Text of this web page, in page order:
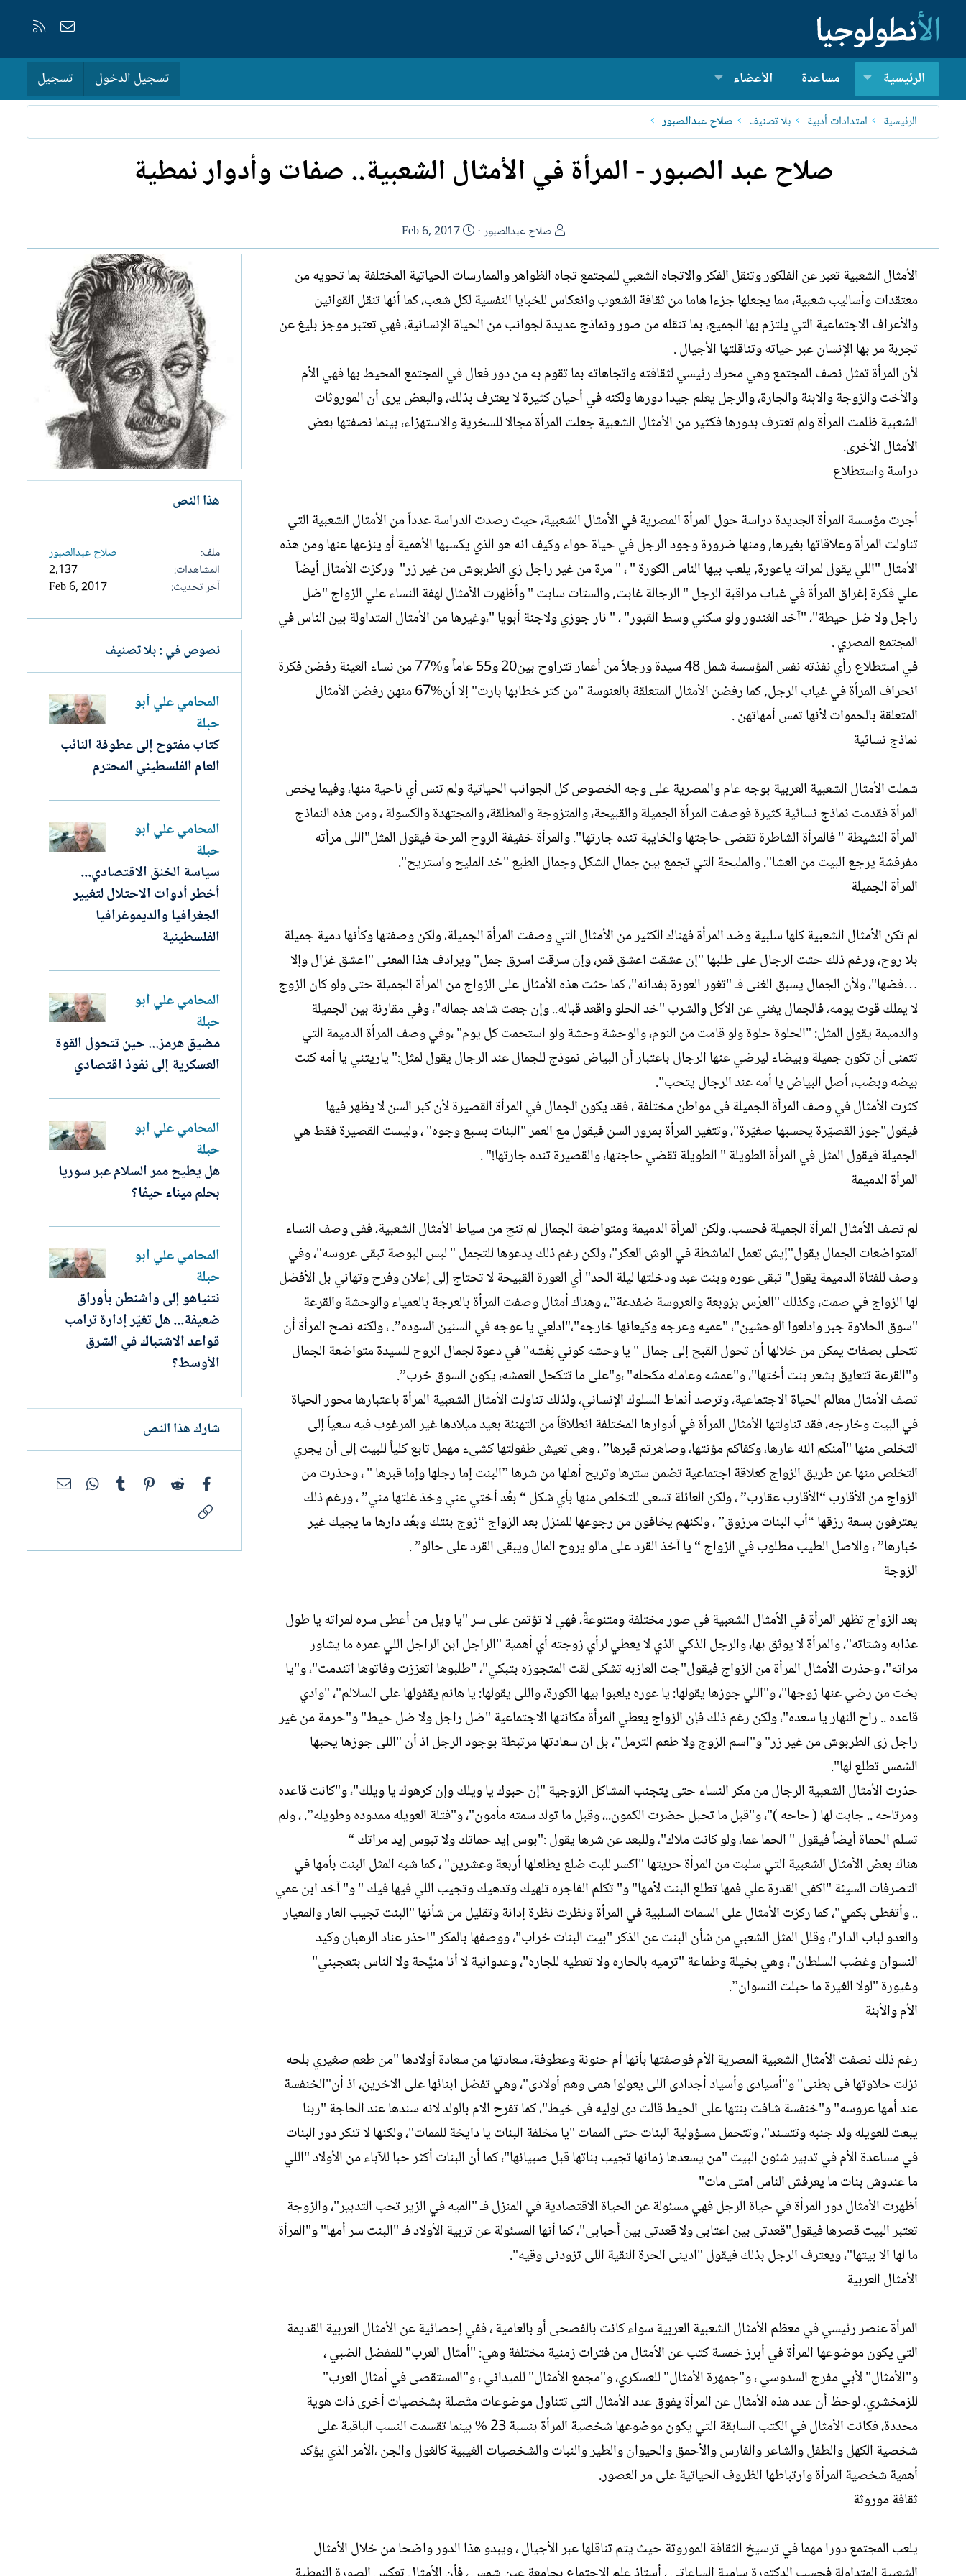
إتصل بنا
الرئيسية مساعدة الأعضاء تسجيل الدخول تسجيل
الرئيسية امتدادات أدبية بلا تصنيف صلاح عبدالصبور
صلاح عبد الصبور - المرأة في الأمثال الشعبية.. صفات وأدوار نمطية
ا
ل
ك
ا
ت
ب
صلاح عبدالصبور
ت
ا
ي
خ
ا
ل
ن
ش
ا
ء
Feb 6, 2017
الأمثال الشعبية تعبر عن الفلكور وتنقل الفكر والاتجاه الشعبي للمجتمع تجاه الظواهر والممارسات الحياتية المختلفة بما تحويه من
معتقدات وأساليب شعبية، مما يجعلها جزءا هاما من ثقافة الشعوب وانعكاس للخبايا النفسية لكل شعب، كما أنها تنقل القوانين
والأعراف الاجتماعية التي يلتزم بها الجميع، بما تنقله من صور ونماذج عديدة لجوانب من الحياة الإنسانية، فهي تعتبر موجز بليغ عن
تجربة مر بها الإنسان عبر حياته وتناقلتها الأجيال .
لأن المرأة تمثل نصف المجتمع وهي محرك رئيسي لثقافته واتجاهاته بما تقوم به من دور فعال في المجتمع المحيط بها فهي الأم
والأخت والزوجة والابنة والجارة، والرجل يعلم جيدا دورها ولكنه في أحيان كثيرة لا يعترف بذلك، والبعض يرى أن الموروثات
الشعبية ظلمت المرأة ولم تعترف بدورها فكثير من الأمثال الشعبية جعلت المرأة مجالا للسخرية والاستهزاء، بينما نصفتها بعض
الأمثال الأخرى.
دراسة واستطلاع
أجرت مؤسسة المرأة الجديدة دراسة حول المرأة المصرية في الأمثال الشعبية، حيث رصدت الدراسة عدداً من الأمثال الشعبية التي
تناولت المرأة وعلاقاتها بغيرها‏,‏ ومنها ضرورة وجود الرجل في حياة حواء وكيف انه هو الذي يكسبها الأهمية أو ينزعها عنها ومن هذه
الأمثال "اللي يقول لمراته ياعورة‏,‏ يلعب بيها الناس الكورة " ، " مرة من غير راجل زي الطربوش من غير زر" ‏ وركزت الأمثال أيضاً
علي فكرة إغراق المرأة في غياب مراقبة الرجل " الرجالة غابت‏,‏ والستات سابت " وأظهرت الأمثال لهفة النساء علي الزواج "ضل
راجل ولا ضل حيطة"، "آخد الغندور ولو سكني وسط القبور" ، " نار جوزي ولاجنة أبويا‏ "،وغيرها من الأمثال المتداولة بين الناس في
المجتمع المصري .
في استطلاع رأي نفذته نفس المؤسسة شمل ‏48 سيدة ورجلاً من أعمار تتراوح بين‏20‏ و‏55‏ عاماً و‏77%‏ من نساء العينة رفضن فكرة
انحراف المرأة في غياب الرجل‏,‏ كما رفضن الأمثال المتعلقة بالعنوسة "من كتر خطابها بارت" إلا أن‏67%‏ منهن رفضن الأمثال
المتعلقة بالحموات لأنها تمس أمهاتهن .
نماذج نسائية
شملت الأمثال الشعبية العربية بوجه عام والمصرية على وجه الخصوص كل الجوانب الحياتية ولم تنس أي ناحية منها، وفيما يخص
المرأة فقدمت نماذج نسائية كثيرة فوصفت المرأة الجميلة والقبيحة، والمتزوجة والمطلقة، والمجتهدة والكسولة ، ومن هذه النماذج
المرأة النشيطة " فالمرأة الشاطرة تقضى حاجتها والخايبة تنده جارتها". والمرأة خفيفة الروح المرحة فيقول المثل"اللى مرأته
مفرفشة يرجع البيت من العشا". والمليحة التي تجمع بين جمال الشكل وجمال الطبع "خد المليح واستريح".
المرأة الجميلة
لم تكن الأمثال الشعبية كلها سلبية وضد المرأة فهناك الكثير من الأمثال التي وصفت المرأة الجميلة، ولكن وصفتها وكأنها دمية جميلة
بلا روح، ورغم ذلك حثت الرجال على طلبها "إن عشقت اعشق قمر، وإن سرقت اسرق جمل" ويرادف هذا المعنى "اعشق غزال وإلا
…فضها"، ولأن الجمال يسبق الغنى فـ "تغور العورة بفدانه"، كما حثت هذه الأمثال على الزواج من المرأة الجميلة حتى ولو كان الزوج
لا يملك قوت يومه، فالجمال يغني عن الأكل والشرب "خد الحلو واقعد قباله.. وإن جعت شاهد جماله"، وفي مقارنة بين الجميلة
والدميمة يقول المثل: "الحلوة حلوة ولو قامت من النوم، والوحشة وحشة ولو استحمت كل يوم" ،وفي وصف المرأة الدميمة التي
تتمنى أن تكون جميلة وبيضاء ليرضي عنها الرجال باعتبار أن البياض نموذج للجمال عند الرجال يقول لمثل:" ياريتني يا أمه كنت
بيضه وبضب، أصل البياض يا أمه عند الرجال يتحب".
كثرت الأمثال في وصف المرأة الجميلة في مواطن مختلفة ، فقد يكون الجمال في المرأة القصيرة لأن كبر السن لا يظهر فيها
فيقول"جوز القصيّرة يحسبها صغيّرة"، وتتغير المرأة بمرور السن فيقول مع العمر "البنات بسبع وجوه" ، وليست القصيرة فقط هي
الجميلة فيقول المثل في المرأة الطويلة " الطويلة تقضي حاجتها، والقصيرة تنده جارتها!" .
المرأة الدميمة
لم تصف الأمثال المرأة الجميلة فحسب، ولكن المرأة الدميمة ومتواضعة الجمال لم تنج من سياط الأمثال الشعبية، ففي وصف النساء
المتواضعات الجمال يقول"إيش تعمل الماشطة في الوش العكر"، ولكن رغم ذلك يدعوها للتجمل " لبس البوصة تبقى عروسه"، وفي
وصف للفتاة الدميمة يقول" تبقى عوره وبنت عبد ودخلتها ليلة الحد" أي العورة القبيحة لا تحتاج إلى إعلان وفرح وتهاني بل الأفضل
لها الزواج في صمت، وكذلك "العرْس بزوبعة والعروسة ضفدعة”.، وهناك أمثال وصفت المرأة بالعرجة بالعمياء والوحشة والقرعة
"سوق الحلاوة جبر وادلعوا الوحشين"، "عميه وعرجه وكيعانها خارجه"،"ادلعي يا عوجه في السنين السوده”. ، ولكنه نصح المرأة أن
تتحلى بصفات يمكن من خلالها أن تحول القبح إلى جمال " يا وحشه كوني نِغْشه" في دعوة لجمال الروح للسيدة متواضعة الجمال
و"القرعة تتعايق بشعر بنت أختها"، و"عمشه وعامله مكحله" ،و"على ما تتكحل العمشه، يكون السوق خرب”.
تصف الأمثال معالم الحياة الاجتماعية، وترصد أنماط السلوك الإنساني، ولذلك تناولت الأمثال الشعبية المرأة باعتبارها محور الحياة
في البيت وخارجه، فقد تناولتها الأمثال المرأة في أدوارها المختلفة انطلاقاً من التهنئة بعيد ميلادها غير المرغوب فيه سعياً إلى
التخلص منها "آمنكم الله عارها، وكفاكم مؤنتها، وصاهرتم قبرها” ، وهي تعيش طفولتها كشيء مهمل تابع كلياً للبيت إلى أن يجري
التخلص منها عن طريق الزواج كعلاقة اجتماعية تضمن سترها وتريح أهلها من شرها ”البنت إما رجلها وإما قبرها " ، وحذرت من
الزواج من الأقارب “الأقارب عقارب” ، ولكن العائلة تسعى للتخلص منها بأي شكل “ بعِّد أختي عني وخذ غلتها مني” ، ورغم ذلك
يعترفون بسعة رزقها “أب البنات مرزوق” ، ولكنهم يخافون من رجوعها للمنزل بعد الزواج “زوج بنتك وبعِّد دارها ما يجيك غير
خبارها” ، والاصل الطيب مطلوب في الزواج “ يا آخذ القرد على مالو يروح المال ويبقى القرد على حالو” .
الزوجة
بعد الزواج تظهر المرأة في الأمثال الشعبية في صور مختلفة ومتنوعةً، فهي لا تؤتمن على سر "يا ويل من أعطى سره لمراته يا طول
عذابه وشتاته"، والمرأة لا يوثق بها، والرجل الذكي الذي لا يعطي لرأي زوجته أي أهمية "الراجل ابن الراجل اللي عمره ما يشاور
مراته"، وحذرت الأمثال المرأة من الزواج فيقول"جت العازبه تشكى لقت المتجوزه بتبكي"، "طلبوها اتعززت وفاتوها اتندمت"، و"يا
بخت من رضي عنها زوجها"، و"اللي جوزها يقولها: يا عوره يلعبوا بيها الكورة، واللى يقولها: يا هانم يقفولها على السلالم"، "وادي
قاعده .. راح النهار يا سعده"، ولكن رغم ذلك فإن الزواج يعطي المرأة مكانتها الاجتماعية "ضل راجل ولا ضل حيط" و"حرمة من غير
راجل زى الطربوش من غير زر" و"اسم الزوج ولا طعم الترمل"، بل ان سعادتها مرتبطة بوجود الرجل اذ أن "اللى جوزها يحبها
الشمس تطلع لها".
حذرت الأمثال الشعبية الرجال من مكر النساء حتى يتجنب المشاكل الزوجية "إن حبوك يا ويلك وإن كرهوك يا ويلك"، و"كانت قاعده
ومرتاحه .. جابت لها ( حاحه )"، و"قبل ما تحبل حضرت الكمون..، وقبل ما تولد سمته مأمون"، و"فتلة العويله ممدوده وطويله”. ، ولم
تسلم الحماة أيضاً فيقول " الحما عما، ولو كانت ملاك"، وللبعد عن شرها يقول :"بوس إيد حماتك ولا تبوس إيد مراتك “
هناك بعض الأمثال الشعبية التي سلبت من المرأة حريتها "اكسر للبت ضلع يطلعلها أربعة وعشرين" ، كما شبه المثل البنت بأمها في
التصرفات السيئة "اكفي القدرة علي فمها تطلع البنت لأمها" و" تكلم الفاجره تلهيك وتدهيك وتجيب اللي فيها فيك " و" آخد ابن عمي
.. وأتغطى بكمي"، كما ركزت الأمثال على السمات السلبية في المرأة ونظرت نظرة إدانة وتقليل من شأنها "البنت تجيب العار والمعيار
والعدو لباب الدار"، وقلل المثل الشعبي من شأن البنت عن الذكر "بيت البنات خراب"، ووصفها بالمكر "احذر عناد الرهبان وكيد
النسوان وغضب السلطان"، وهي بخيلة وطماعة "ترميه بالحاره ولا تعطيه للجاره"، وعدوانية لا أنا منيًّحة ولا الناس بتعجبني"
وغيورة "لولا الغيرة ما حبلت النسوان”.
الأم والأبنة
رغم ذلك نصفت الأمثال الشعبية المصرية الأم فوصفتها بأنها أم حنونة وعطوفة، سعادتها من سعادة أولادها "من طعم صغيري بلحه
نزلت حلاوتها فى بطنى" و"أسيادى وأسياد أجدادى اللى يعولوا همى وهم أولادى"، وهي تفضل ابنائها على الاخرين، اذ أن"الخنفسة
عند أمها عروسه" و"خنفسة شافت بنتها على الحيط قالت دى لوليه فى خيط"، كما تفرح الام بالولد لانه سندها عند الحاجة "ربنا
يبعت للعويله ولد جنبه وتتسند"، وتتحمل مسؤولية البنات حتى الممات "يا مخلفة البنات يا دايخة للممات"، ولكنها لا تنكر دور البنات
في مساعدة الأم في تدبير شئون البيت "من يسعدها زمانها تجيب بناتها قبل صبيانها"، كما أن البنات أكثر حبا للآباء من الأولاد "اللي
ما عندوش بنات ما يعرفش الناس امتى مات"
أظهرت الأمثال دور المرأة في حياة الرجل فهي مسئولة عن الحياة الاقتصادية في المنزل فـ "الميه في الزير تحب التدبير"، والزوجة
تعتبر البيت قصرها فيقول"قعدتى بين اعتابى ولا قعدتى بين أحبابى"، كما أنها المسئولة عن تربية الأولاد فـ "البنت سر أمها" و"المرأة
ما لها الا بيتها"، ويعترف الرجل بذلك فيقول "ادينى الحرة النقية اللى تزودنى وقيه".
الأمثال العربية
المرأة عنصر رئيسي في معظم الأمثال الشعبية العربية سواء كانت بالفصحى أو بالعامية ، ففي إحصائية عن الأمثال العربية القديمة
التي يكون موضوعها المرأة في أبرز خمسة كتب عن الأمثال من فترات زمنية مختلفة وهي: "أمثال العرب" للمفضل الضبي ،
و"الأمثال" لأبي مفرج السدوسي ، و"جمهرة الأمثال" للعسكري، و"مجمع الأمثال" للميداني ، و"المستقصى في أمثال العرب"
للزمخشري، لوحظ أن عدد هذه الأمثال عن المرأة يفوق عدد الأمثال التي تتناول موضوعات متّصلة بشخصيات أخرى ذات هوية
محددة، فكانت الأمثال في الكتب السابقة التي يكون موضوعها شخصية المرأة بنسبة 23 % بينما تقسمت النسب الباقية على
شخصية الكهل والطفل والشاعر والفارس والأحمق والحيوان والطير والنبات والشخصيات الغيبية كالغول والجن ،الأمر الذي يؤكد
أهمية شخصية المرأة وارتباطها الظروف الحياتية على مر العصور.
ثقافة موروثة
يلعب المجتمع دورا مهما في ترسيخ الثقافة الموروثة حيث يتم تناقلها عبر الأجيال ، ويبدو هذا الدور واضحا من خلال الأمثال
هذا النص
ملف
صلاح عبدالصبور
المشاهدات
2,137
آخر تحديث
Feb 6, 2017
نصوص في : بلا تصنيف
المحامي علي أبو
حبلة
كتاب مفتوح إلى عطوفة النائب
العام الفلسطيني المحترم
المحامي علي أبو
حبلة
سياسة الخنق الاقتصادي...
أخطر أدوات الاحتلال لتغيير
الجغرافيا والديموغرافيا
الفلسطينية
المحامي علي أبو
حبلة
مضيق هرمز... حين تتحول القوة
العسكرية إلى نفوذ اقتصادي
المحامي علي أبو
حبلة
هل يطيح ممر السلام عبر سوريا
بحلم ميناء حيفا؟
المحامي علي أبو
حبلة
نتنياهو إلى واشنطن بأوراق
ضعيفة... هل تغيّر إدارة ترامب
قواعد الاشتباك في الشرق
الأوسط؟
شارك هذا النص
فيسبوك Reddit
Pinterest
Tumblr
WhatsApp